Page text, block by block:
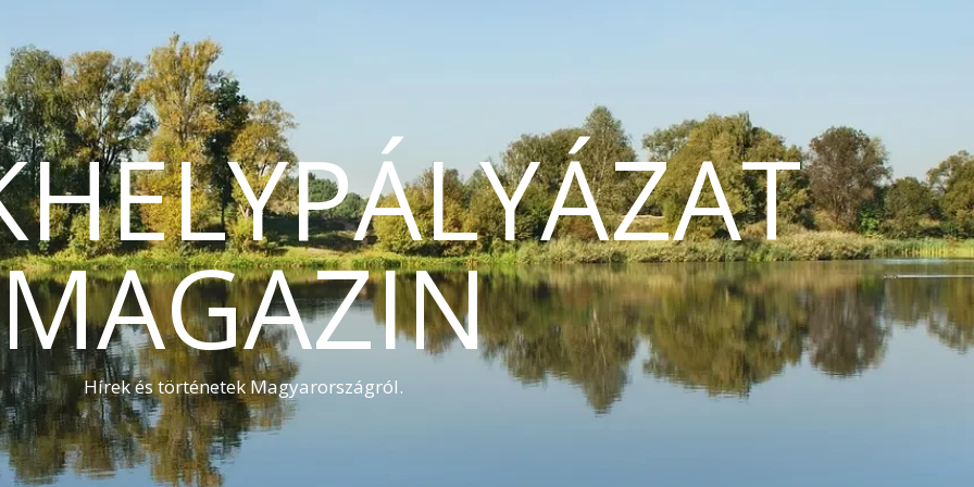
MAGAZIN
Hírek és történetek Magyarországról.